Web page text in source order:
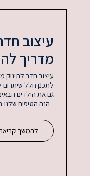
עיצוב
מדריך
עיצוב חדר לתינוק
לתכנן חלל
גם את הילדים
- הנה הטיפים שלנו
להמשך